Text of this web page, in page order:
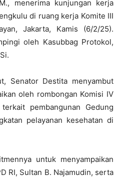
menerima kunjungan kerja
di ruang kerja Komite III
Jakarta, Kamis (6/2/25).
oleh Kasubbag Protokol,
Senator Destita menyambut
oleh rombongan Komisi IV
pembangunan Gedung
pelayanan kesehatan di
untuk menyampaikan
RI, Sultan B. Najamudin, serta